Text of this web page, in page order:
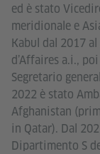
ed è stato
meridionale e
Kabul dal 2017
d’Affaires a.i.,
Segretario
2022 è stato
Afghanistan
in Qatar). Dal
Dipartimento S